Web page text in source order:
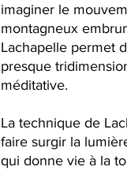
imaginer le
montagneux
Lachapelle permet
presque
méditative.
La technique de
faire surgir la
qui donne vie à la